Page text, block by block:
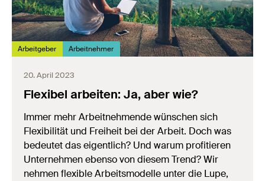
Arbeitgeber Arbeitnehmer
20. April 2023
Flexibel arbeiten: Ja, aber wie?
Immer mehr Arbeitnehmende wünschen sich
Flexibilität und Freiheit bei der Arbeit. Doch was
bedeutet das eigentlich? Und warum profitieren
Unternehmen ebenso von diesem Trend? Wir
nehmen flexible Arbeitsmodelle unter die Lupe,